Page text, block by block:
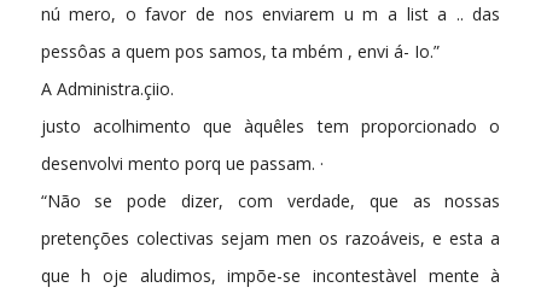
nú mero, o favor de nos enviarem u m a list a .. das
pessôas a quem pos­ samos, ta mbém , envi á- Io.”
A Administra.çiio.
justo acolhimento que àquêles tem proporcionado o
desenvolvi mento porq ue passam. ·
“Não se pode dizer, com verdade, que as nossas
pretenções colectivas sejam men os razoáveis, e esta a
que h oje aludimos, impõe-se incontestàvel mente à